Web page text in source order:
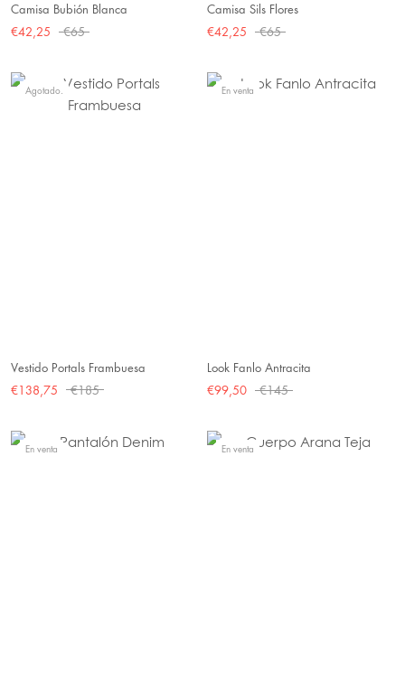
Camisa Bubión Blanca
€42,25
€65
Camisa Sils Flores
€42,25
€65
Agotado.
Vestido Portals Frambuesa
€138,75
€185
En venta
Look Fanlo Antracita
€99,50
€145
En venta En venta